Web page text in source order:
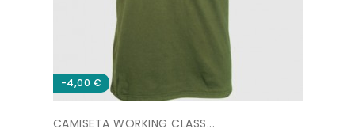
-4,00 €
CAMISETA WORKING CLASS...